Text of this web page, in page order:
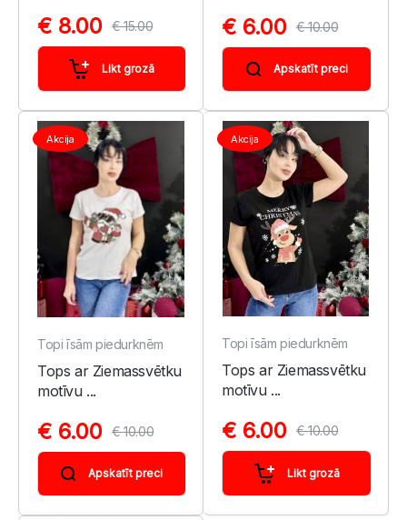
€ 8.00 € 15.00
Likt grozā
€ 6.00 € 10.00
Apskatīt preci
Akcija
Topi īsām piedurknēm
Tops ar Ziemassvētku
motīvu ...
€ 6.00 € 10.00
Apskatīt preci
Akcija
Topi īsām piedurknēm
Tops ar Ziemassvētku
motīvu ...
€ 6.00 € 10.00
Likt grozā